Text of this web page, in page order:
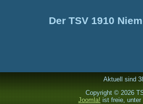
Der TSV 1910
Aktuell sind
Copyright © 2026
Joomla! ist freie,